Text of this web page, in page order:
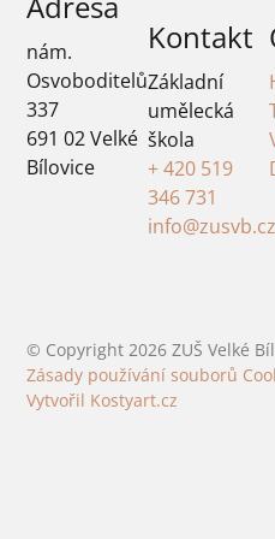
nám.
Osvoboditelů
337
691 02 Velké
Bílovice
Kontakt
Základní
umělecká
škola
+ 420 519
346 731
info@zusvb.cz
© Copyright2026 ZUŠ Velké
Zásady používání souborů
Vytvořil Kostyart.cz